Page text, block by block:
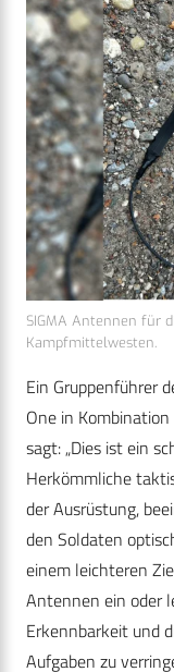
SIGMA Antennen für
Kampfmittelwesten.
Ein Gruppenführer
One in
sagt: „Dies ist ein
Herkömmliche
der Ausrüstung,
den Soldaten
einem leichteren
Antennen ein oder
Erkennbarkeit und
Aufgaben zu